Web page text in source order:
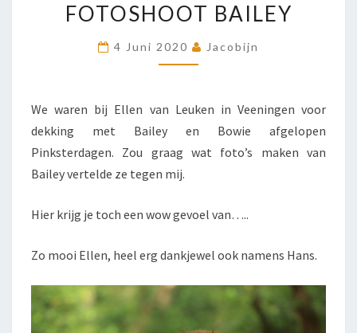
BAILEY
FOTOSHOOT BAILEY
4 Juni 2020 Jacobijn
We waren bij Ellen van Leuken in Veeningen voor
dekking met Bailey en Bowie afgelopen
Pinksterdagen. Zou graag wat foto’s maken van
Bailey vertelde ze tegen mij.
Hier krijg je toch een wow gevoel van…..
Zo mooi Ellen, heel erg dankjewel ook namens Hans.